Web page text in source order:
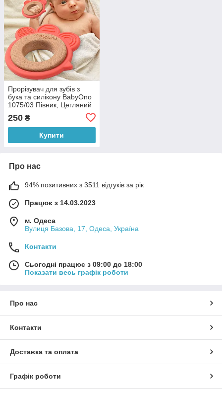
Прорізувач для зубів з
бука та силікону BabyOno
1075/03 Півник, Цегляний
250 ₴
Купити
Про нас
94% позитивних з 3511 відгуків за рік
Працює з 14.03.2023
м. Одеса
Вулиця Базова, 17, Одеса, Україна
Контакти
Сьогодні працює з 09:00 до 18:00
Показати весь графік роботи
Про нас
Контакти
Доставка та оплата
Графік роботи